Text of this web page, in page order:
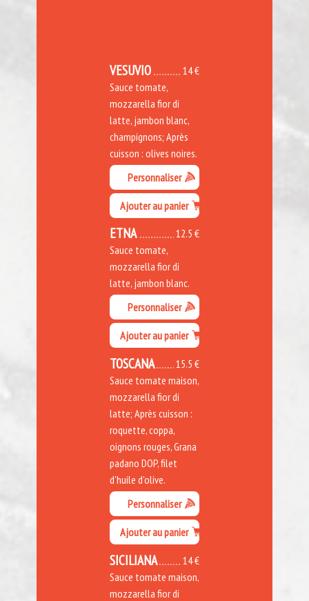
14 €
VESUVIO
Sauce tomate,
mozzarella fior di
latte, jambon blanc,
champignons; Après
cuisson : olives noires.
Personnaliser
Ajouter au panier
12.5 €
ETNA
Sauce tomate,
mozzarella fior di
latte, jambon blanc.
Personnaliser
Ajouter au panier
15.5 €
TOSCANA
Sauce tomate maison,
mozzarella fior di
latte; Après cuisson :
roquette, coppa,
oignons rouges, Grana
padano DOP, filet
d'huile d'olive.
Personnaliser
Ajouter au panier
14 €
SICILIANA
Sauce tomate maison,
mozzarella fior di